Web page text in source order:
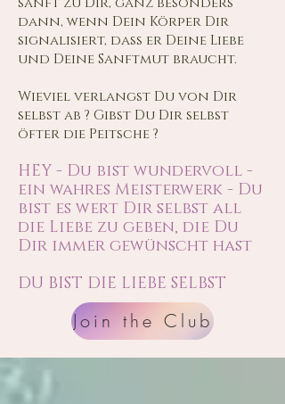
dann, wenn Dein Körper Dir
signalisiert, dass er Deine Liebe
und Deine Sanftmut braucht.
Wieviel verlangst Du von Dir
selbst ab ? Gibst Du Dir selbst
öfter die Peitsche ?
HEY - Du bist wundervoll -
ein wahres Meisterwerk - Du
bist es wert Dir selbst all
die Liebe zu geben, die Du
Dir immer gewünscht hast
DU BIST DIE LIEBE SELBST
Join the Club